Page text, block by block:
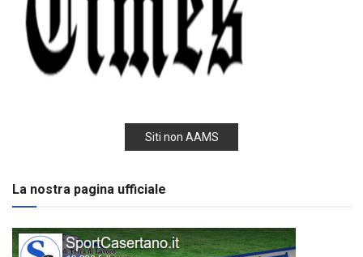
Siti non AAMS
La nostra pagina ufficiale